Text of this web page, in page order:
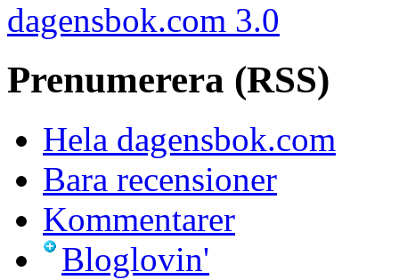
dagensbok.com 3.0
Prenumerera (RSS)
Hela dagensbok.com
Bara recensioner
Kommentarer
Bloglovin'